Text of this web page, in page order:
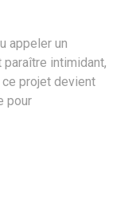
appeler un
intimidant,
projet devient
pour